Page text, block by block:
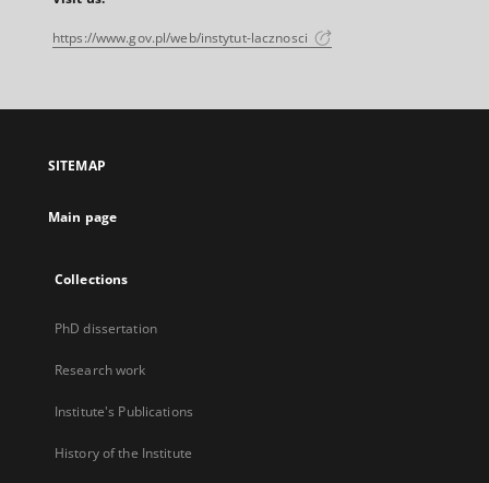
https://www.gov.pl/web/instytut-lacznosci
SITEMAP
Main page
Collections
PhD dissertation
Research work
Institute's Publications
History of the Institute